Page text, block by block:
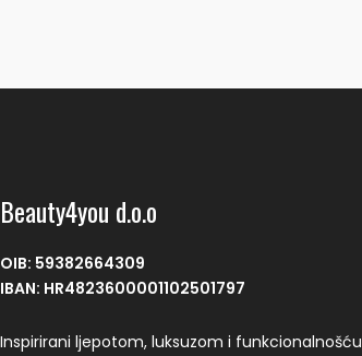
Beauty4you d.o.o
OIB: 59382664309
IBAN: HR4823600001102501797
Inspirirani ljepotom, luksuzom i funkcionalnošću